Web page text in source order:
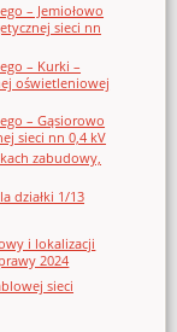
– Jemiołowo
sieci nn
– Kurki –
oświetleniowej
– Gąsiorowo
sieci nn 0,4 kV
zabudowy,
działki 1/13
i lokalizacji
2024
sieci